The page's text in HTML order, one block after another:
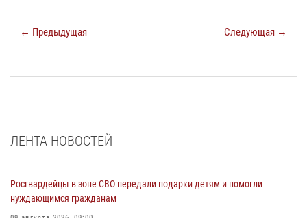
← Предыдущая Следующая →
ЛЕНТА НОВОСТЕЙ
Росгвардейцы в зоне СВО передали подарки детям и помогли
нуждающимся гражданам